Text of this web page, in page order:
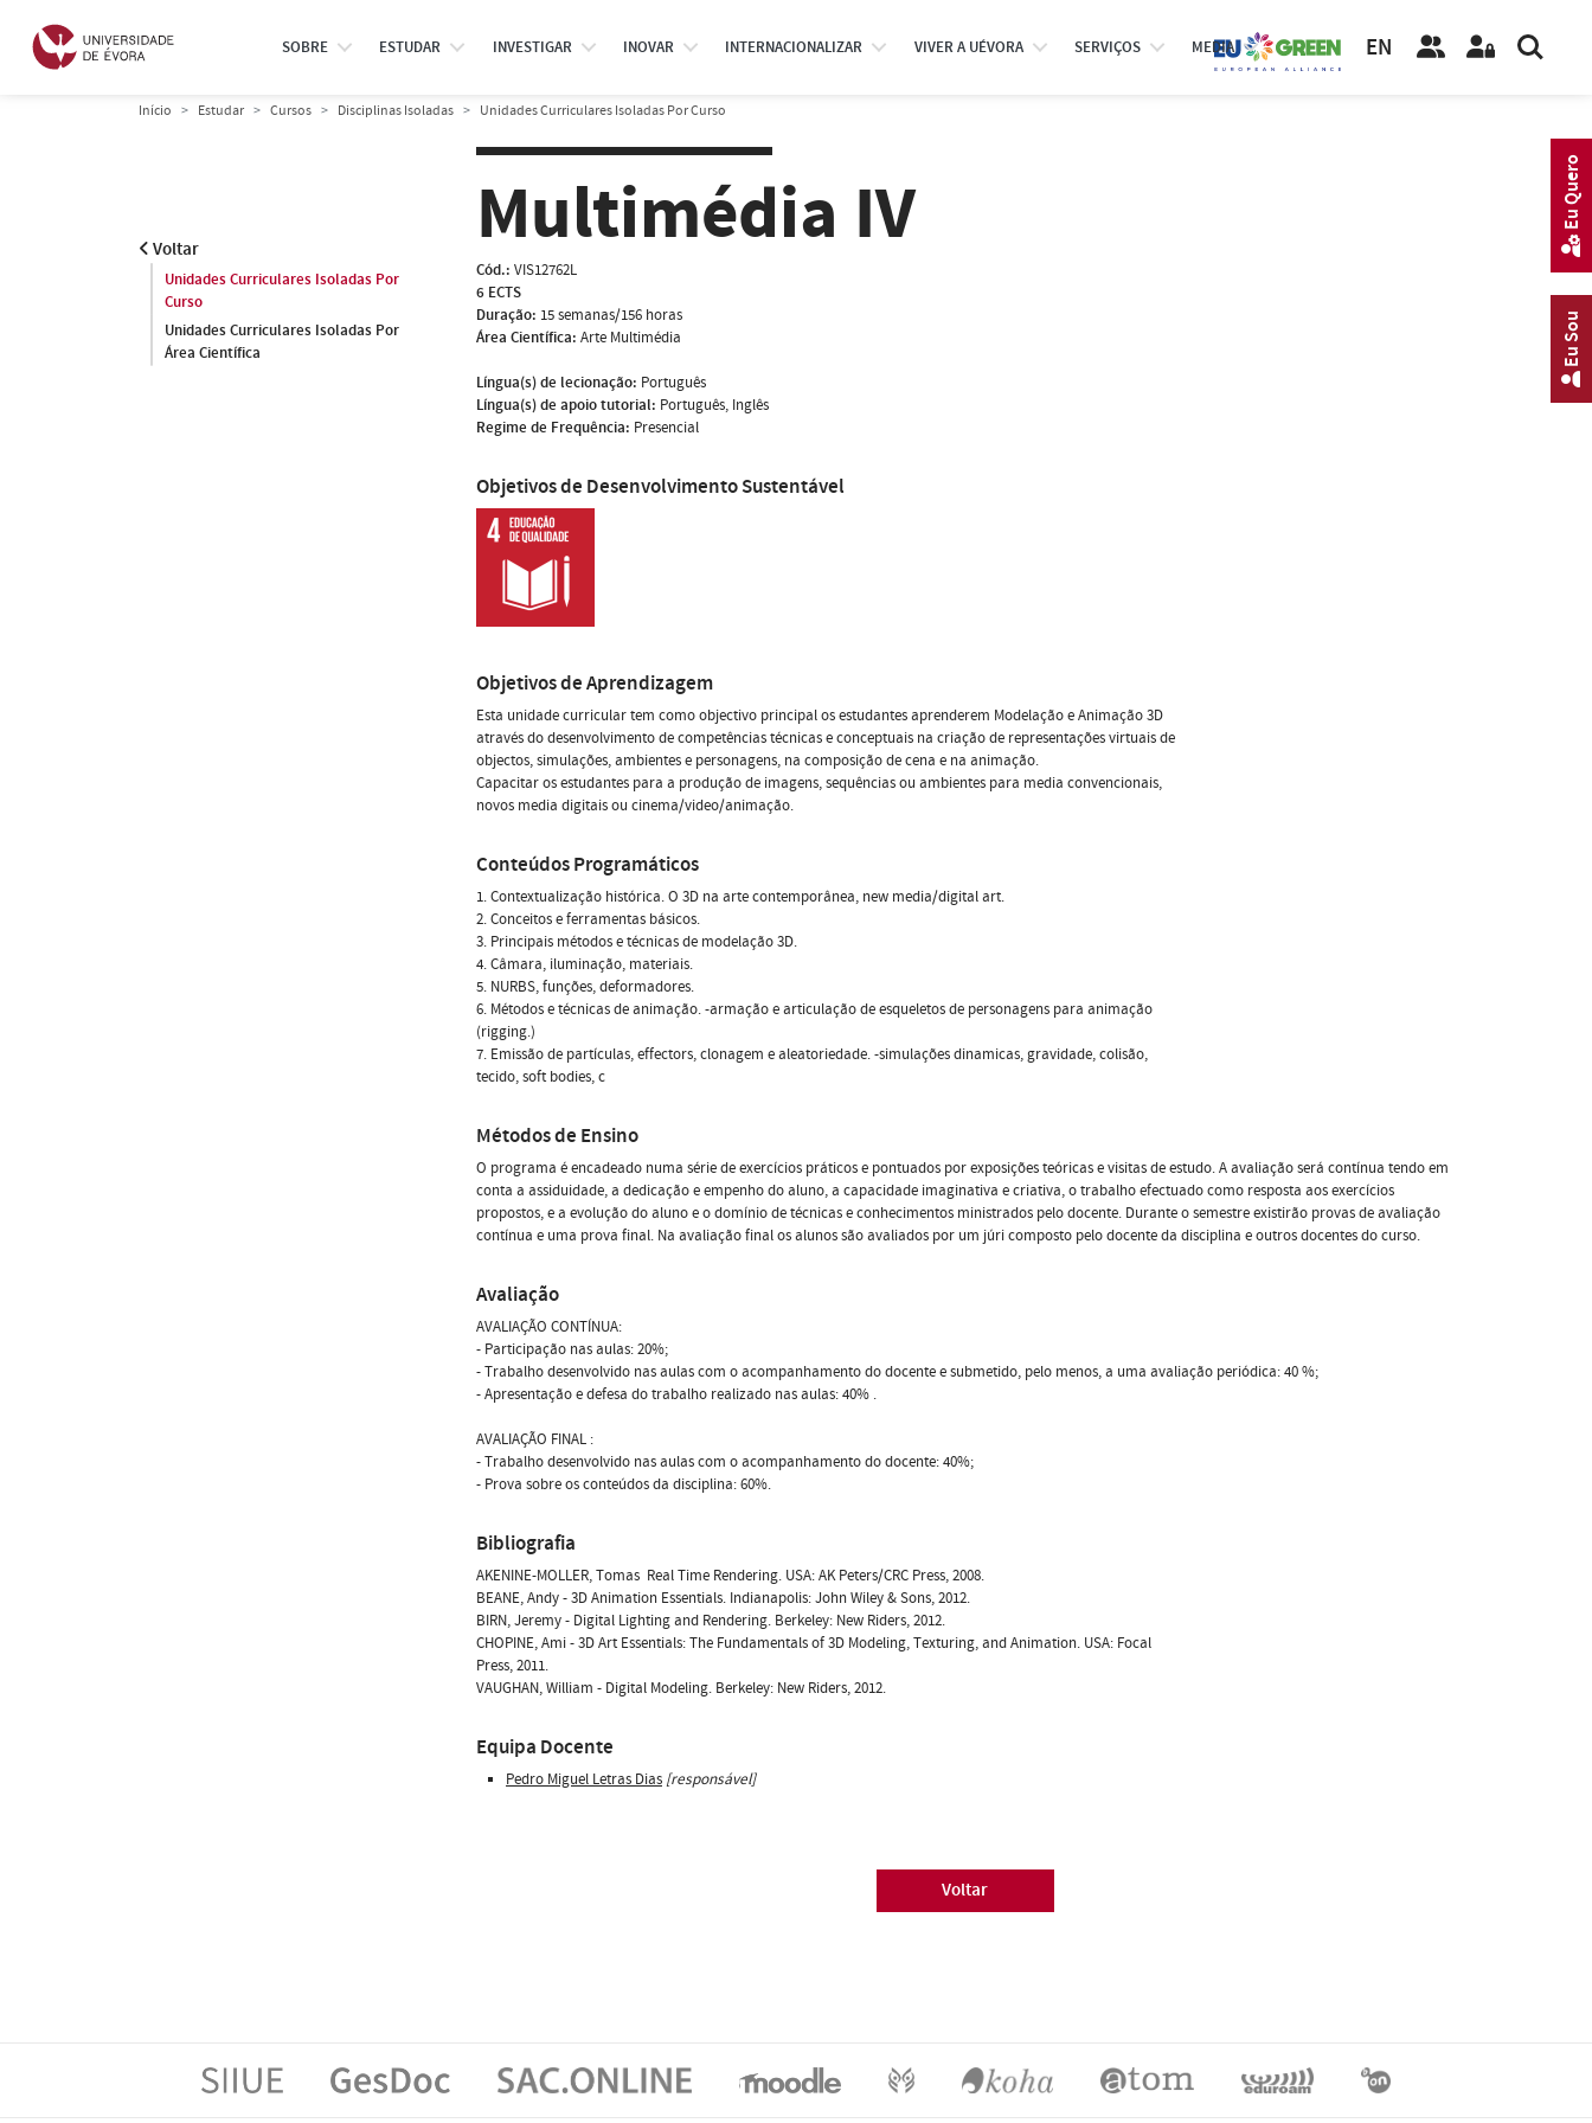
SOBRE ESTUDAR INVESTIGAR INOVAR INTERNACIONALIZAR VIVER A UÉVORA SERVIÇOS MEDIA EN
Início Estudar Cursos Disciplinas Isoladas Unidades Curriculares Isoladas Por Curso
Voltar
Unidades Curriculares Isoladas Por
Curso
Unidades Curriculares Isoladas Por
Área Científica
Multimédia IV
Cód.: VIS12762L
6 ECTS
Duração: 15 semanas/156 horas
Área Científica: Arte Multimédia
Língua(s) de lecionação: Português
Língua(s) de apoio tutorial: Português, Inglês
Regime de Frequência: Presencial
Objetivos de Desenvolvimento Sustentável
Objetivos de Aprendizagem
Esta unidade curricular tem como objectivo principal os estudantes aprenderem Modelação e Animação 3D
através do desenvolvimento de competências técnicas e conceptuais na criação de representações virtuais de
objectos, simulações, ambientes e personagens, na composição de cena e na animação.
Capacitar os estudantes para a produção de imagens, sequências ou ambientes para media convencionais,
novos media digitais ou cinema/video/animação.
Conteúdos Programáticos
1. Contextualização histórica. O 3D na arte contemporânea, new media/digital art.
2. Conceitos e ferramentas básicos.
3. Principais métodos e técnicas de modelação 3D.
4. Câmara, iluminação, materiais.
5. NURBS, funções, deformadores.
6. Métodos e técnicas de animação. -armação e articulação de esqueletos de personagens para animação
(rigging.)
7. Emissão de partículas, effectors, clonagem e aleatoriedade. -simulações dinamicas, gravidade, colisão,
tecido, soft bodies, c
Métodos de Ensino
O programa é encadeado numa série de exercícios práticos e pontuados por exposições teóricas e visitas de estudo. A avaliação será contínua tendo em
conta a assiduidade, a dedicação e empenho do aluno, a capacidade imaginativa e criativa, o trabalho efectuado como resposta aos exercícios
propostos, e a evolução do aluno e o domínio de técnicas e conhecimentos ministrados pelo docente. Durante o semestre existirão provas de avaliação
contínua e uma prova final. Na avaliação final os alunos são avaliados por um júri composto pelo docente da disciplina e outros docentes do curso.
Avaliação
AVALIAÇÃO CONTÍNUA:
- Participação nas aulas: 20%;
- Trabalho desenvolvido nas aulas com o acompanhamento do docente e submetido, pelo menos, a uma avaliação periódica: 40 %;
- Apresentação e defesa do trabalho realizado nas aulas: 40% .
AVALIAÇÃO FINAL :
- Trabalho desenvolvido nas aulas com o acompanhamento do docente: 40%;
- Prova sobre os conteúdos da disciplina: 60%.
Bibliografia
AKENINE-MOLLER, Tomas  Real Time Rendering. USA: AK Peters/CRC Press, 2008.
BEANE, Andy - 3D Animation Essentials. Indianapolis: John Wiley & Sons, 2012.
BIRN, Jeremy - Digital Lighting and Rendering. Berkeley: New Riders, 2012.
CHOPINE, Ami - 3D Art Essentials: The Fundamentals of 3D Modeling, Texturing, and Animation. USA: Focal
Press, 2011.
VAUGHAN, William - Digital Modeling. Berkeley: New Riders, 2012.
Equipa Docente
Pedro Miguel Letras Dias [responsável]
Voltar
Eu Sou
Eu Quero